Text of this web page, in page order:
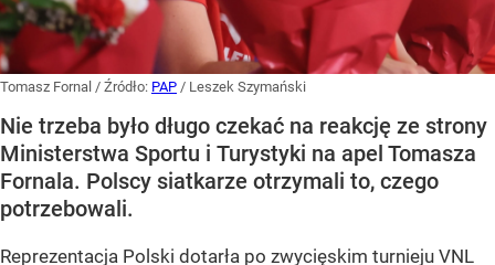
Tomasz Fornal / Źródło: PAP / Leszek Szymański
Nie trzeba było długo czekać na reakcję ze strony
Ministerstwa Sportu i Turystyki na apel Tomasza
Fornala. Polscy siatkarze otrzymali to, czego
potrzebowali.
Reprezentacja Polski dotarła po zwycięskim turnieju VNL